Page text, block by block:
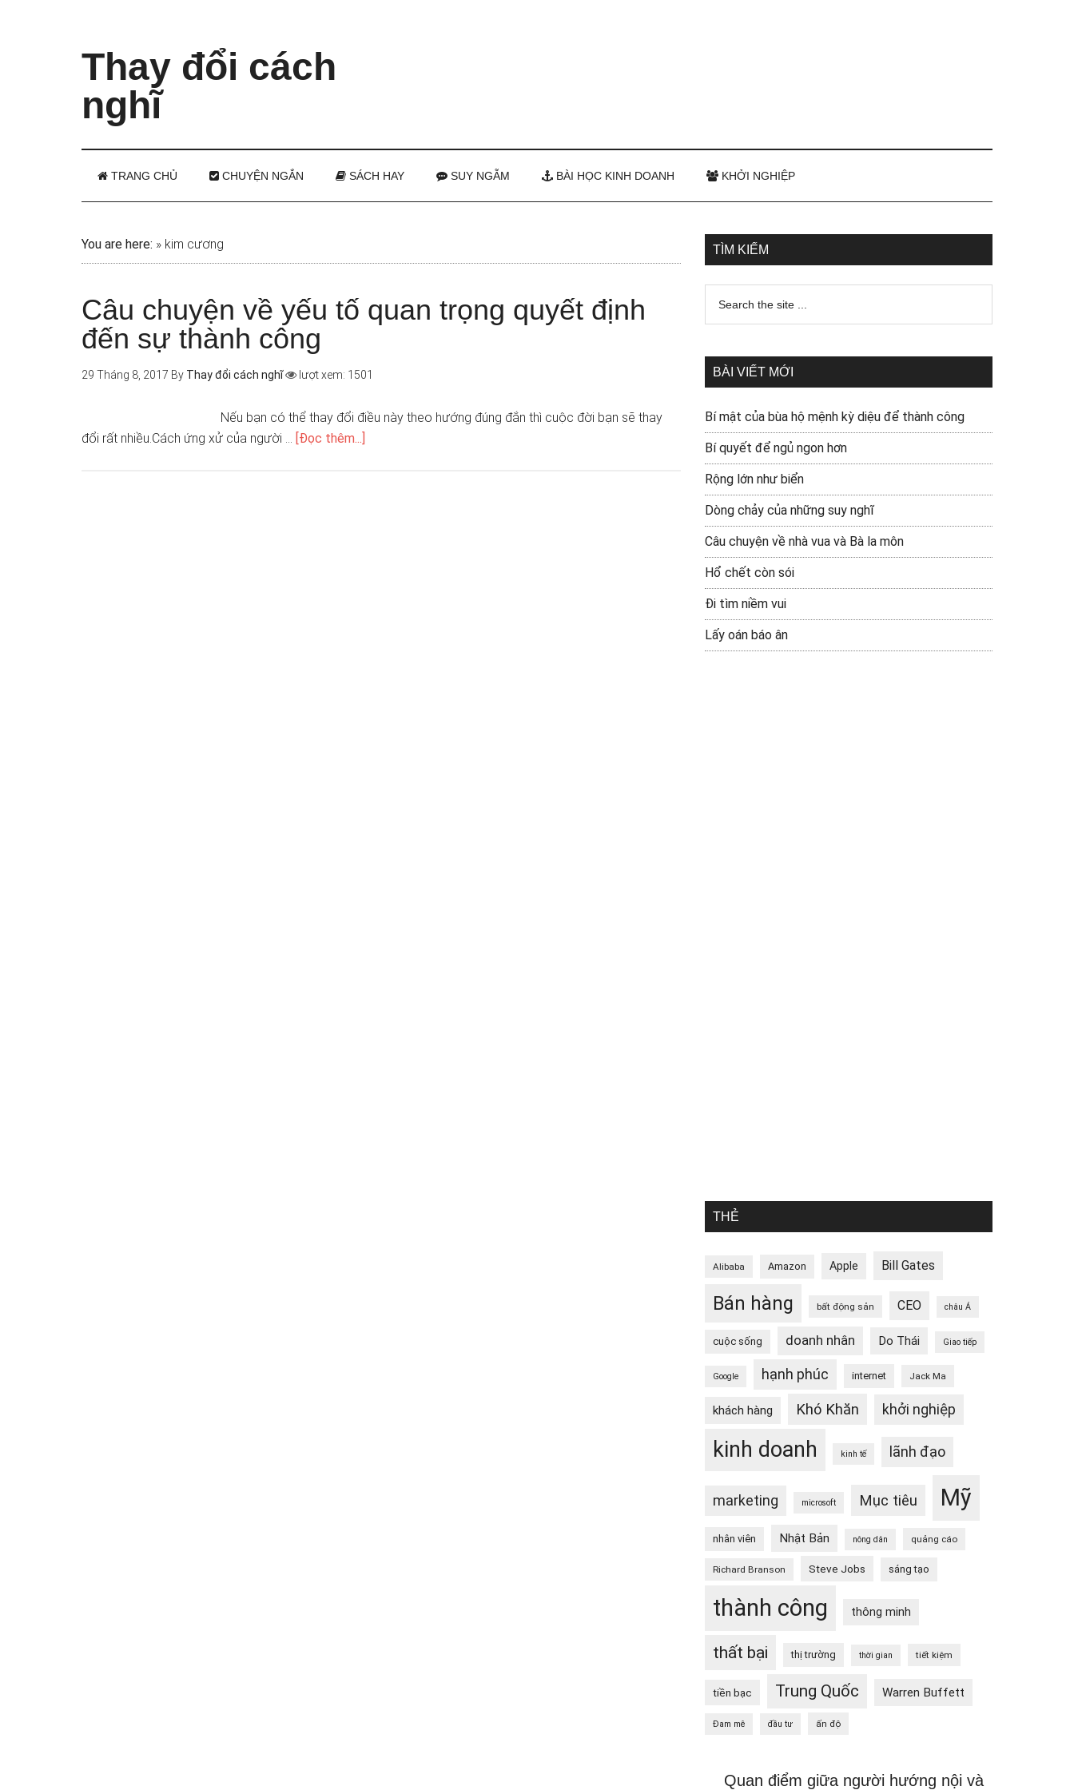
Thay đổi cách
nghĩ
TRANG CHỦ CHUYỆN NGẮN SÁCH HAY SUY NGẪM BÀI HỌC KINH DOANH KHỞI NGHIỆP
You are here: » kim cương
Câu chuyện về yếu tố quan trọng quyết định
đến sự thành công
29 Tháng 8, 2017 By Thay đổi cách nghĩ lượt xem: 1501
Nếu bạn có thể thay đổi điều này theo hướng đúng đắn thì cuộc đời bạn sẽ thay
đổi rất nhiều.Cách ứng xử của người … [Đọc thêm...]
TÌM KIẾM
BÀI VIẾT MỚI
Bí mật của bùa hộ mệnh kỳ diệu để thành công
Bí quyết để ngủ ngon hơn
Rộng lớn như biển
Dòng chảy của những suy nghĩ
Câu chuyện về nhà vua và Bà la môn
Hổ chết còn sói
Đi tìm niềm vui
Lấy oán báo ân
THẺ
Alibaba Amazon Apple Bill Gates
Bán hàng bất động sản CEO châu Á
cuộc sống doanh nhân Do Thái Giao tiếp
Google hạnh phúc internet Jack Ma
khách hàng Khó Khăn khởi nghiệp
kinh doanh kinh tế lãnh đạo
marketing microsoft Mục tiêu Mỹ
nhân viên Nhật Bản nông dân quảng cáo
Richard Branson Steve Jobs sáng tạo
thành công thông minh
thất bại thị trường thời gian tiết kiệm
tiền bạc Trung Quốc Warren Buffett
Đam mê đầu tư ấn độ
Quan điểm giữa người hướng nội và